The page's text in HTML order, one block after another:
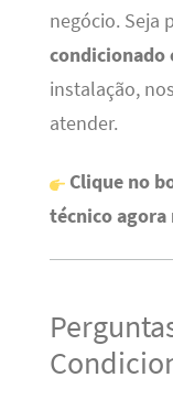
negócio. Seja
condicionado
instalação,
atender.
Clique no
técnico agora